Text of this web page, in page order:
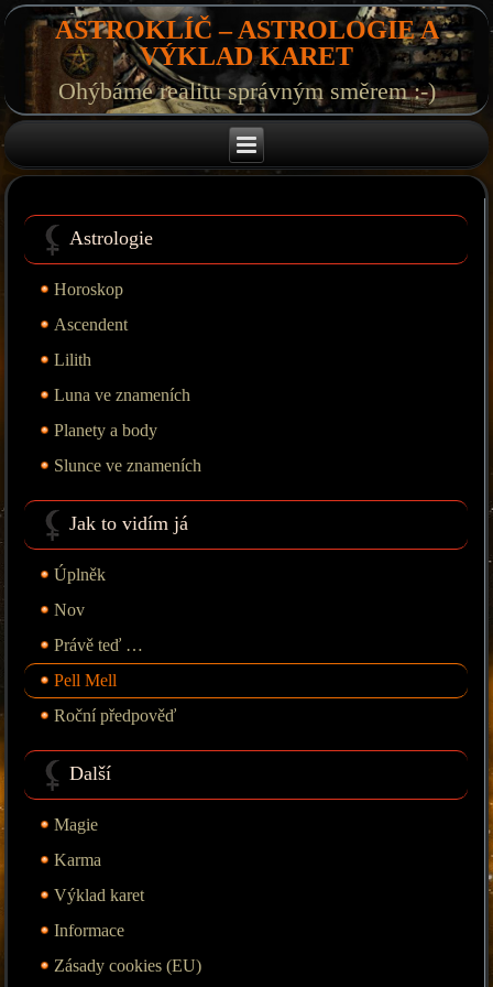
ASTROKLÍČ – ASTROLOGIE A
VÝKLAD KARET
Ohýbáme realitu správným směrem :-)
Astrologie
Horoskop
Ascendent
Lilith
Luna ve znameních
Planety a body
Slunce ve znameních
Jak to vidím já
Úplněk
Nov
Právě teď …
Pell Mell
Roční předpověď
Další
Magie
Karma
Výklad karet
Informace
Zásady cookies (EU)